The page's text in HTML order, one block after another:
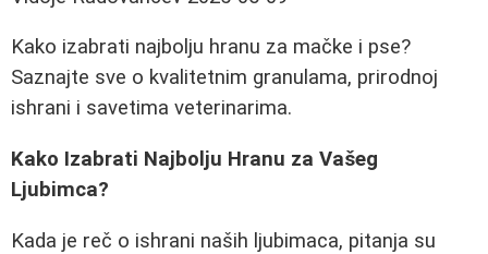
Kako izabrati najbolju hranu za mačke i pse?
Saznajte sve o kvalitetnim granulama, prirodnoj
ishrani i savetima veterinarima.
Kako Izabrati Najbolju Hranu za Vašeg
Ljubimca?
Kada je reč o ishrani naših ljubimaca, pitanja su